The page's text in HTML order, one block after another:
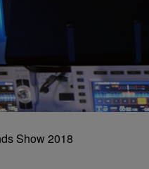
Show 2018